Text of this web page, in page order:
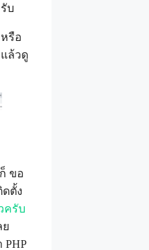
บ
หรือ
แล้วดู
ขอ
ตั้ง
ครับ
ย